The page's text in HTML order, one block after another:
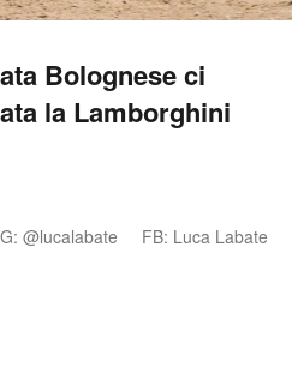
Bolognese ci
la Lamborghini
@lucalabate FB: Luca Labate